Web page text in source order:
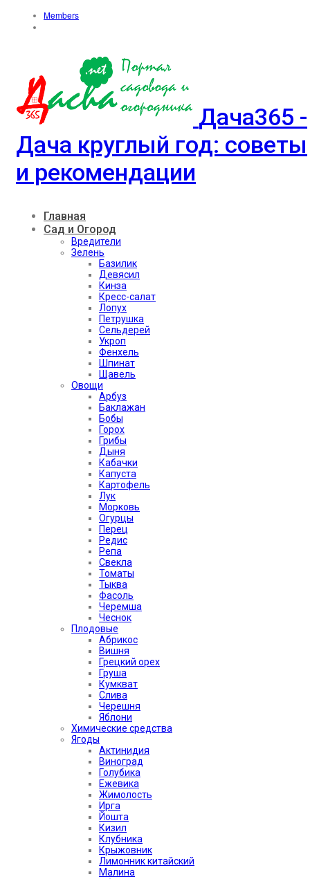
Members
Дача365 -
Дача круглый год: советы
и рекомендации
Главная
Сад и Огород
Вредители
Зелень
Базилик
Девясил
Кинза
Кресс-салат
Лопух
Петрушка
Сельдерей
Укроп
Фенхель
Шпинат
Щавель
Овощи
Арбуз
Баклажан
Бобы
Горох
Грибы
Дыня
Кабачки
Капуста
Картофель
Лук
Морковь
Огурцы
Перец
Редис
Репа
Свекла
Томаты
Тыква
Фасоль
Черемша
Чеснок
Плодовые
Абрикос
Вишня
Грецкий орех
Груша
Кумкват
Слива
Черешня
Яблони
Химические средства
Ягоды
Актинидия
Виноград
Голубика
Ежевика
Жимолость
Ирга
Йошта
Кизил
Клубника
Крыжовник
Лимонник китайский
Малина